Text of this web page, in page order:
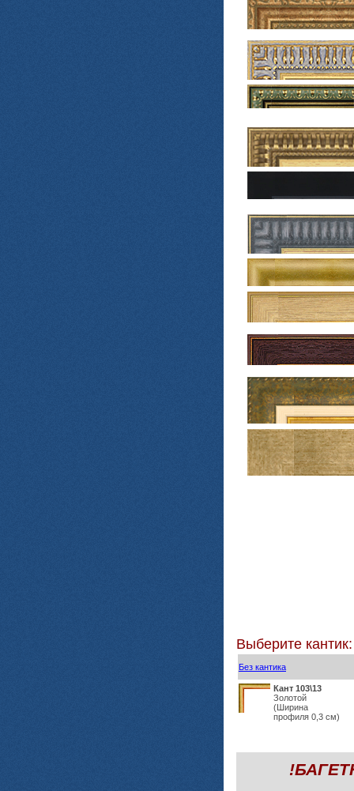
Выберите кантик:
Без кантика
Кант 103\13
Золотой
(Ширина
профиля 0,3 см)